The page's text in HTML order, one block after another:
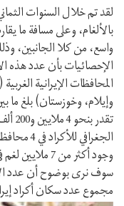
لقد تم خلال السنوات
واسع، من كلا الجانبين،
الإحصائيات بأن عدد هذه
المحافظات الإيرانية
وجود أكثر من
سوف نرى بوضوح أن عدد
مجموع عدد سكان أكراد